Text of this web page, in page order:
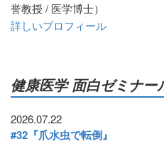
誉教授 / 医学博士）
詳しいプロフィール
健康医学 面白ゼミナ
2026.07.22
#32『爪水虫で転倒』